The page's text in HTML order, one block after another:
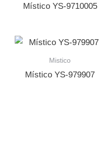
Místico YS-9710005
Mistico
Místico YS-979907